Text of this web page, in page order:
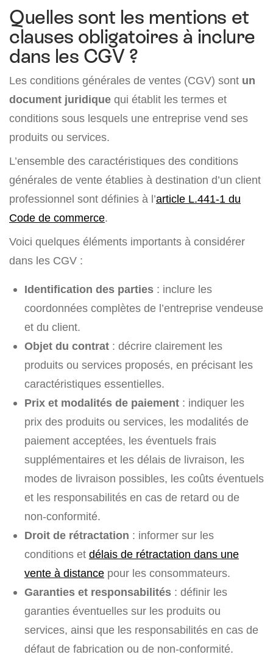
Quelles sont les mentions et
clauses obligatoires à inclure
dans les CGV ?
Les conditions générales de ventes (CGV) sont un
document juridique qui établit les termes et
conditions sous lesquels une entreprise vend ses
produits ou services.
L’ensemble des caractéristiques des conditions
générales de vente établies à destination d’un client
professionnel sont définies à l’article L.441-1 du
Code de commerce.
Voici quelques éléments importants à considérer
dans les CGV :
Identification des parties : inclure les
coordonnées complètes de l’entreprise vendeuse
et du client.
Objet du contrat : décrire clairement les
produits ou services proposés, en précisant les
caractéristiques essentielles.
Prix et modalités de paiement : indiquer les
prix des produits ou services, les modalités de
paiement acceptées, les éventuels frais
supplémentaires et les délais de livraison, les
modes de livraison possibles, les coûts éventuels
et les responsabilités en cas de retard ou de
non-conformité.
Droit de rétractation : informer sur les
conditions et délais de rétractation dans une
vente à distance pour les consommateurs.
Garanties et responsabilités : définir les
garanties éventuelles sur les produits ou
services, ainsi que les responsabilités en cas de
défaut de fabrication ou de non-conformité.